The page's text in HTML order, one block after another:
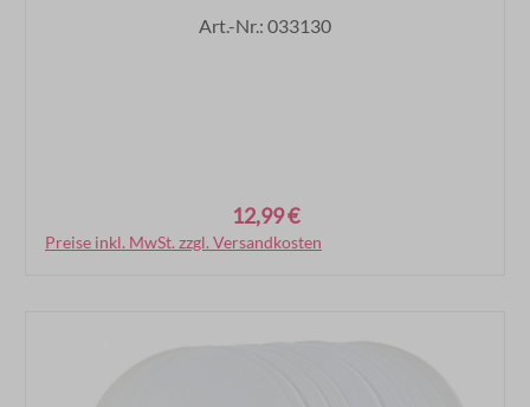
Art.-Nr.: 033130
12,99 €
Preise inkl. MwSt. zzgl. Versandkosten
In den Warenkorb